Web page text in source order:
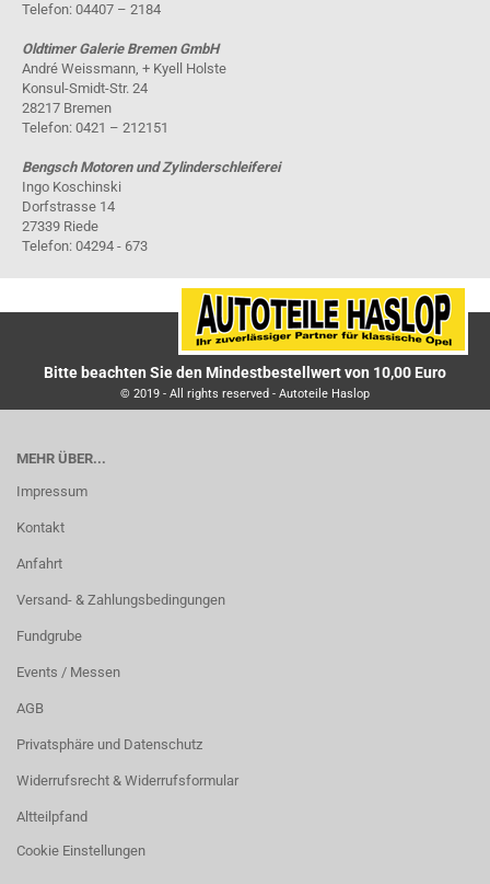
Telefon: 04407 – 2184
Oldtimer Galerie Bremen GmbH
André Weissmann, + Kyell Holste
Konsul-Smidt-Str. 24
28217 Bremen
Telefon: 0421 – 212151
Bengsch Motoren und Zylinderschleiferei
Ingo Koschinski
Dorfstrasse 14
27339 Riede
Telefon: 04294 - 673
Bitte beachten Sie den Mindestbestellwert von 10,00 Euro
© 2019 - All rights reserved - Autoteile Haslop
MEHR ÜBER...
Impressum
Kontakt
Anfahrt
Versand- & Zahlungsbedingungen
Fundgrube
Events / Messen
AGB
Privatsphäre und Datenschutz
Widerrufsrecht & Widerrufsformular
Altteilpfand
Cookie Einstellungen